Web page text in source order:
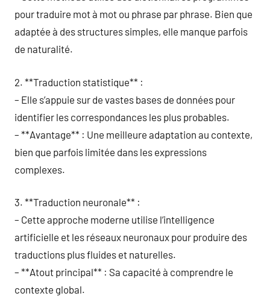
pour traduire mot à mot ou phrase par phrase. Bien que
adaptée à des structures simples, elle manque parfois
de naturalité.
2. **Traduction statistique** :
– Elle s’appuie sur de vastes bases de données pour
identifier les correspondances les plus probables.
– **Avantage** : Une meilleure adaptation au contexte,
bien que parfois limitée dans les expressions
complexes.
3. **Traduction neuronale** :
– Cette approche moderne utilise l’intelligence
artificielle et les réseaux neuronaux pour produire des
traductions plus fluides et naturelles.
– **Atout principal** : Sa capacité à comprendre le
contexte global.